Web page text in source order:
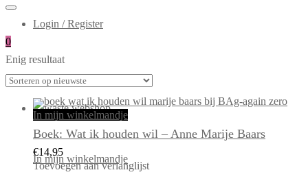
Login / Register
0
Enig resultaat
In mijn winkelmandje
Boek: Wat ik houden wil – Anne Marije Baars
€14,95
In mijn winkelmandje
Toevoegen aan verlanglijst